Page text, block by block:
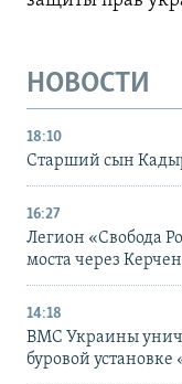
НОВОСТИ
18:10
Старший сын
16:27
Легион «Свобода
моста через
14:18
ВМС Украины
буровой